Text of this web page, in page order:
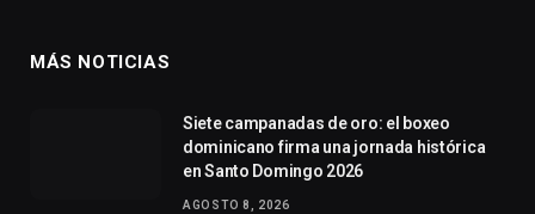
MÁS NOTICIAS
Siete campanadas de oro: el boxeo
dominicano firma una jornada histórica
en Santo Domingo 2026
AGOSTO 8, 2026